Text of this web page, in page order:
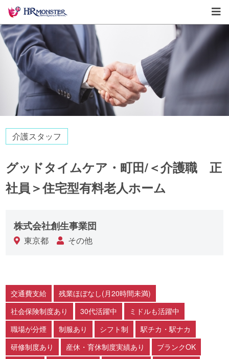
介護スタッフ
グッドタイムケア・町田/＜介護職 正
社員＞住宅型有料老人ホーム
株式会社創生事業団
東京都 その他
交通費支給
残業ほぼなし(月20時間未満)
社会保険制度あり
30代活躍中
ミドルも活躍中
職場が分煙
制服あり シフト制
駅チカ・駅ナカ
研修制度あり
産休・育休制度実績あり
ブランクOK